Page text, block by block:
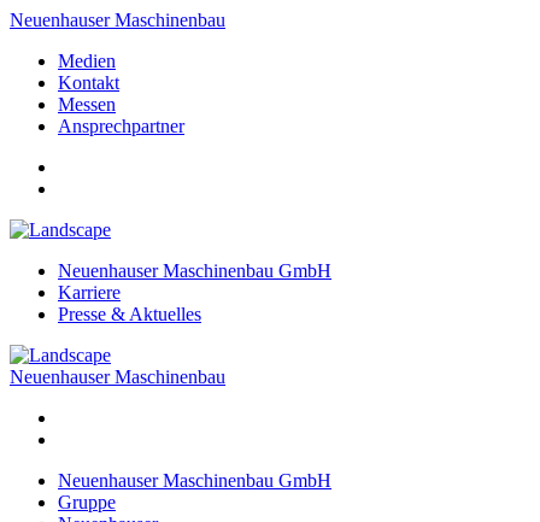
Neuenhauser Maschinenbau
Medien
Kontakt
Messen
Ansprechpartner
Neuenhauser Maschinenbau GmbH
Karriere
Presse & Aktuelles
Neuenhauser Maschinenbau
Neuenhauser Maschinenbau GmbH
Gruppe